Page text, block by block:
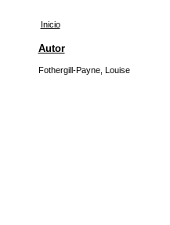
Inicio
Autor
Fothergill-Payne, Louise